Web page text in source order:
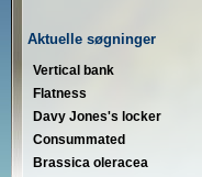
Aktuelle søgninger
Vertical bank
Flatness
Davy Jones's locker
Consummated
Brassica oleracea